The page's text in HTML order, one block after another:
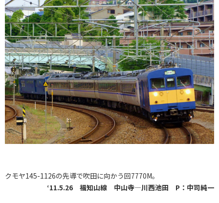
クモヤ145-1126の先導で吹田に向かう回7770M。
‘11.5.26 福知山線 中山寺―川西池田 P：中司純一